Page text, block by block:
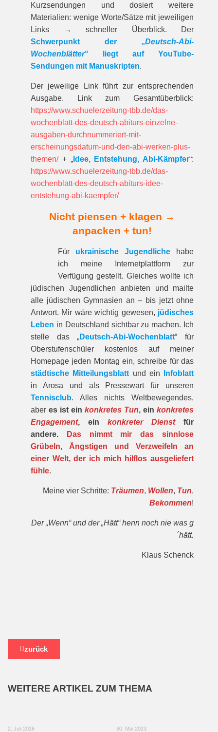
Kurzsendungen und dosiert weitere
Materialien: wenige Worte/Sätze mit jeweiligen
Links → schneller Überblick. Der
Schwerpunkt der „Deutsch-Abi-
Wochenblätter“ liegt auf YouTube-
Sendungen mit Manuskripten.
Der jeweilige Link führt zur entspre­chenden
Ausgabe. Link zum Gesamt­über­blick:
https://www.schuelerzeitung-tbb.de/das-
wochenblatt-des-deutsch-abiturs-einzelne-
ausgaben-durchnummeriert-mit-
erscheinungsdatum-und-den-abi-werken-plus-
themen/+ „Idee, Entstehung, Abi-Kämpfer“:
https://www.schuelerzeitung-tbb.de/das-
wochenblatt-des-deutsch-abiturs-idee-
entstehung-abi-kaempfer/
Nicht piensen + klagen →
anpacken + tun!
Für ukrainische Jugendliche habe
ich meine Internetplattform zur
Verfügung gestellt. Gleiches wollte ich
jüdischen Jugendlichen anbieten und mailte
alle jüdischen Gymnasien an – bis jetzt ohne
Antwort. Mir wäre wichtig gewesen, jüdisches
Leben in Deutschland sichtbar zu machen. Ich
stelle das „Deutsch-Abi-Wochenblatt“ für
Oberstufenschüler kostenlos auf meiner
Homepage jeden Montag ein, schreibe für das
städtische Mitteilungsblatt und ein
Infoblatt
in Arosa und als Pressewart für unseren
Tennisclub. Alles nichts Weltbewegendes,
aberes ist einkonkretes Tun, einkonkretes
Engagement, einkonkreter Dienstfür
andere.
Das nimmt mir das sinnlose
Grübeln, Ängstigen und Verzweifeln an
einer Welt, der ich mich hilflos ausgeliefert
fühle.
Meine vier Schritte: Träumen, Wollen, Tun,
Bekommen!
Der „Wenn“ und der „Hätt“ henn noch nie was g
´hätt.
Klaus Schenck
zurück
WEITERE ARTIKEL ZUM THEMA
2. Juli 2026 30. Mai 2023